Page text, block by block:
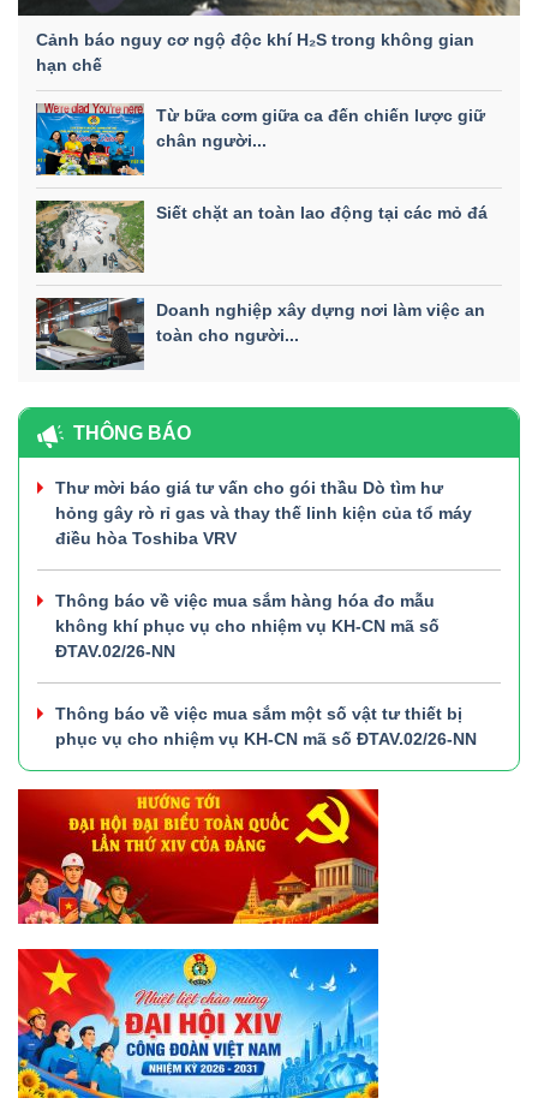
Cảnh báo nguy cơ ngộ độc khí H₂S trong không gian
hạn chế
Từ bữa cơm giữa ca đến chiến lược giữ
chân người...
Siết chặt an toàn lao động tại các mỏ đá
Doanh nghiệp xây dựng nơi làm việc an
toàn cho người...
THÔNG BÁO
Thư mời báo giá tư vấn cho gói thầu Dò tìm hư
hỏng gây rò rỉ gas và thay thế linh kiện của tổ máy
điều hòa Toshiba VRV
Thông báo về việc mua sắm hàng hóa đo mẫu
không khí phục vụ cho nhiệm vụ KH-CN mã số
ĐTAV.02/26-NN
Thông báo về việc mua sắm một số vật tư thiết bị
phục vụ cho nhiệm vụ KH-CN mã số ĐTAV.02/26-NN